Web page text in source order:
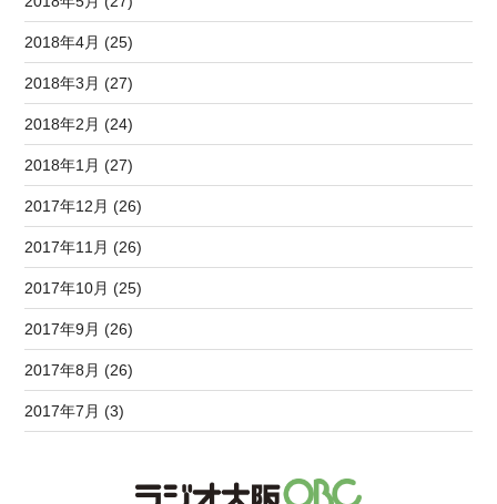
2018年4月 (25)
2018年3月 (27)
2018年2月 (24)
2018年1月 (27)
2017年12月 (26)
2017年11月 (26)
2017年10月 (25)
2017年9月 (26)
2017年8月 (26)
2017年7月 (3)